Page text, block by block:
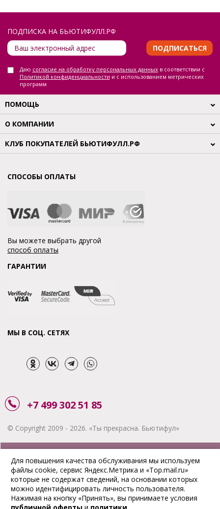
ПОДПИСКА НА БЬЮТИФУЛЛ.РФ
ПОДПИСАТЬСЯ
Даю согласие на обработку персональных данныхв соответствии с
Политикой конфиденциальности и с использованием метрических
программ
ПОМОЩЬ
О КОМПАНИИ
КЛУБ ПОКУПАТЕЛЕЙ БЬЮТИФУЛЛ.РФ
СПОСОБЫ ОПЛАТЫ
Вы можете выбрать другой
способ оплаты
ГАРАНТИИ
МЫ В СОЦ. СЕТЯХ
+7 499 302 51 85
© Copyright 2009 - 2026. «Ты прекрасна. Бьютифул»
АКЦИИ
ДОСТАВКА
Для повышения качества обслуживания мы используем
файлы cookie, сервис Яндекс.Метрика и «Top.mail.ru»
которые не содержат сведений, на основании которых
можно идентифицировать личность пользователя.
Нажимая на кнопку «Принять», вы принимаете условия